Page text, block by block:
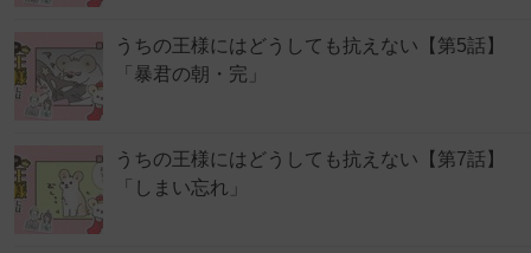
うちの王様にはどうしても抗えない【第5話】
「暴君の朝・完」
うちの王様にはどうしても抗えない【第7話】
「しまい忘れ」